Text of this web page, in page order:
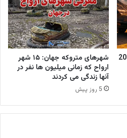
بهترین فیلم های دیستوپیایی: 20
شهرهای متروکه جهان: ۱۵ شهر
ارواح که زمانی میلیون ها نفر در
آنها زندگی می کردند
5 روز پیش